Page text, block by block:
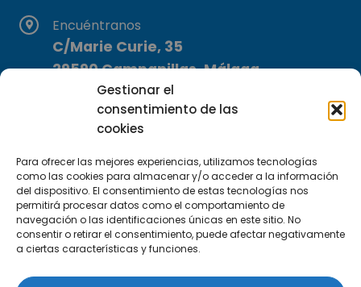
Gestionar el
consentimiento de las
cookies
Para ofrecer las mejores experiencias, utilizamos tecnologías
como las cookies para almacenar y/o acceder a la información
del dispositivo. El consentimiento de estas tecnologías nos
permitirá procesar datos como el comportamiento de
navegación o las identificaciones únicas en este sitio. No
consentir o retirar el consentimiento, puede afectar negativamente
a ciertas características y funciones.
Encuéntranos
C/Marie Curie, 35
29590 Campanillas, Málaga
Suscríbete a nuestra Newsletter
SUSCRÍBETE AQUÍ